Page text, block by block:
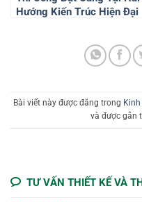
Hướng Kiến Trúc Hiện Đại
Bài viết này được đăng trong
và được gắn
TƯ VẤN THIẾT KẾ VÀ